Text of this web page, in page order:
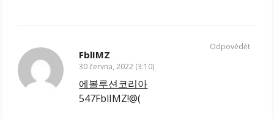
FblIMZ
30 června, 2022 (3:10)
에볼루션코리아
547FblIMZ!@(
Odpovědět